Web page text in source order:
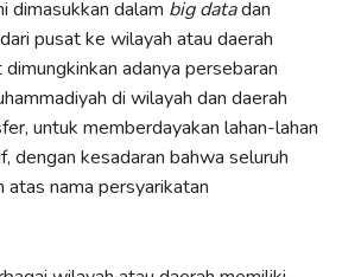
dimasukkan dalam big datadan
pusat ke wilayah atau daerah
adanya persebaran
di wilayah dan daerah
untuk memberdayakan lahan-lahan
dengan kesadaran bahwa seluruh
atas nama persyarikatan